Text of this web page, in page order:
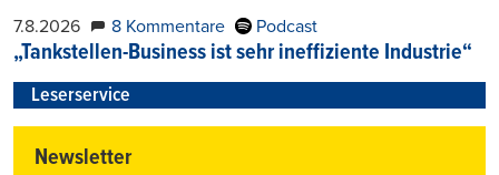
7.8.2026 8 Kommentare Podcast
„Tankstellen-Business ist sehr ineffiziente Industrie“
Leserservice
Newsletter